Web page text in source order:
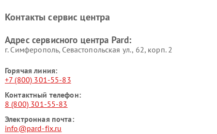
Контакты сервис центра
Адрес сервисного центра Pard:
г. Симферополь, Севастопольская ул., 62, корп. 2
Горячая линия:
+7 (800) 301-55-83
Контактный телефон:
8 (800) 301-55-83
Электронная почта:
info@pard-fix.ru